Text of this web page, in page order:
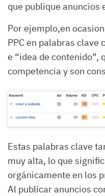
que publique anuncios
Por ejemplo,en
PPC en palabras clave
e “idea de contenido”,
competencia y son
Estas palabras clave
muy alta, lo que
orgánicamente en los
Al publicar anuncios